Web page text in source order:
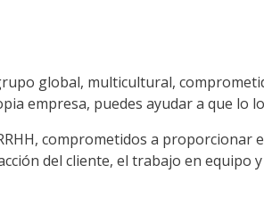
global, multicultural,
empresa, puedes ayudar a que lo
comprometidos a proporcio­nar
del cliente, el trabajo en equipo